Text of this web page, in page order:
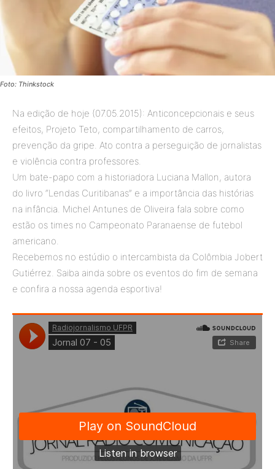
Foto: Thinkstock
Na edição de hoje (07.05.2015): Anticoncepcionais e seus
efeitos, Projeto Teto, compartilhamento de carros,
prevenção da gripe. Ato contra a perseguição de jornalistas
e violência contra professores.
Um bate-papo com a historiadora Luciana Mallon, autora
do livro “Lendas Curitibanas” e a importância das histórias
na infância. Michel Antunes de Oliveira fala sobre como
estão os times no Campeonato Paranaense de futebol
americano.
Recebemos no estúdio o intercambista da Colômbia Jobert
Gutiérrez. Saiba ainda sobre os eventos do fim de semana
e confira a nossa agenda esportiva!